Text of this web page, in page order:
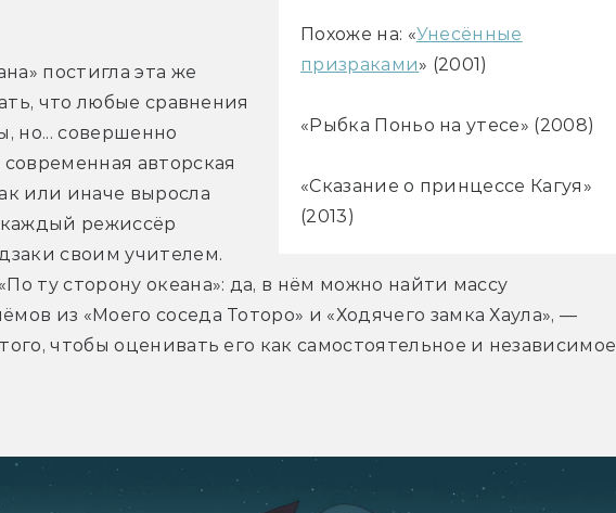
Похоже на: «Унесённые
призраками» (2001)
«Рыбка Поньо на утесе» (2008)
«Сказание о принцессе Кагуя»
(2013)
постигла эта же
что любые сравнения
но... совершенно
авторская
или иначе выросла
каждый режиссёр
своим учителем.
ту сторону океана»: да, в нём можно найти массу
из «Моего соседа Тоторо» и «Ходячего замка Хаула», —
чтобы оценивать его как самостоятельное и независимое